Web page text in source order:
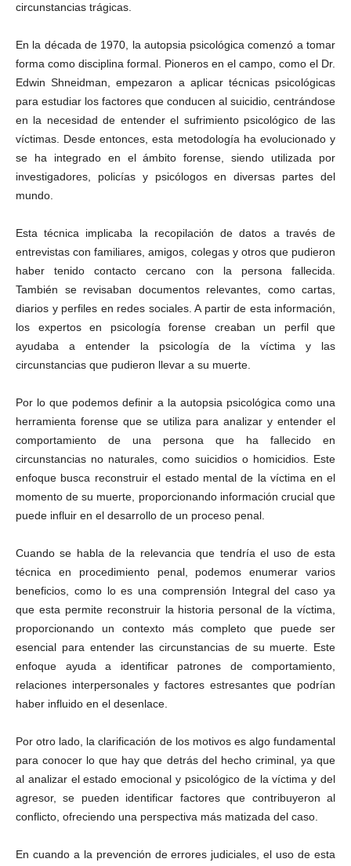
circunstancias trágicas.
En la década de 1970, la autopsia psicológica comenzó a tomar
forma como disciplina formal. Pioneros en el campo, como el Dr.
Edwin Shneidman, empezaron a aplicar técnicas psicológicas
para estudiar los factores que conducen al suicidio, centrándose
en la necesidad de entender el sufrimiento psicológico de las
víctimas. Desde entonces, esta metodología ha evolucionado y
se ha integrado en el ámbito forense, siendo utilizada por
investigadores, policías y psicólogos en diversas partes del
mundo.
Esta técnica implicaba la recopilación de datos a través de
entrevistas con familiares, amigos, colegas y otros que pudieron
haber tenido contacto cercano con la persona fallecida.
También se revisaban documentos relevantes, como cartas,
diarios y perfiles en redes sociales. A partir de esta información,
los expertos en psicología forense creaban un perfil que
ayudaba a entender la psicología de la víctima y las
circunstancias que pudieron llevar a su muerte.
Por lo que podemos definir a la autopsia psicológica como una
herramienta forense que se utiliza para analizar y entender el
comportamiento de una persona que ha fallecido en
circunstancias no naturales, como suicidios o homicidios. Este
enfoque busca reconstruir el estado mental de la víctima en el
momento de su muerte, proporcionando información crucial que
puede influir en el desarrollo de un proceso penal.
Cuando se habla de la relevancia que tendría el uso de esta
técnica en procedimiento penal, podemos enumerar varios
beneficios, como lo es una comprensión Integral del caso ya
que esta permite reconstruir la historia personal de la víctima,
proporcionando un contexto más completo que puede ser
esencial para entender las circunstancias de su muerte. Este
enfoque ayuda a identificar patrones de comportamiento,
relaciones interpersonales y factores estresantes que podrían
haber influido en el desenlace.
Por otro lado, la clarificación de los motivos es algo fundamental
para conocer lo que hay que detrás del hecho criminal, ya que
al analizar el estado emocional y psicológico de la víctima y del
agresor, se pueden identificar factores que contribuyeron al
conflicto, ofreciendo una perspectiva más matizada del caso.
En cuando a la prevención de errores judiciales, el uso de esta